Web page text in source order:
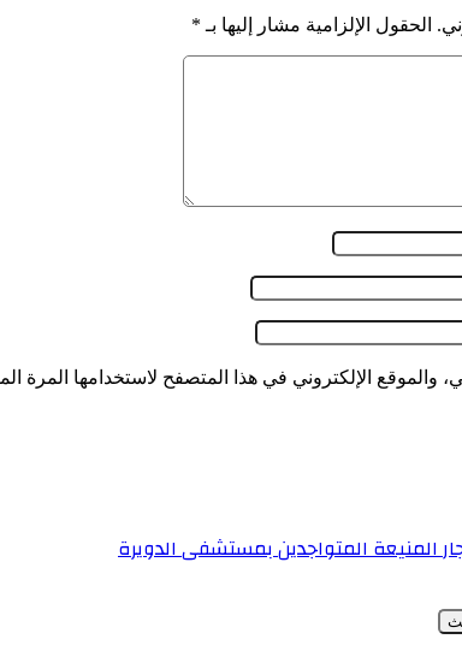
الحقول الإلزامية مشار إليها بـ *
والموقع الإلكتروني في هذا المتصفح لاستخدامها المرة
المنيعة المتواجدين بمستشفى الدويرة